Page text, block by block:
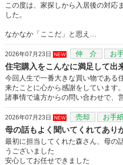
この度は、家探しから入居後の対応
した。
なかなか「ここだ」と思え…
2026年07月23日 NEW 仲 介 お
住宅購入をこんなに満足して出
今回人生で一番大きな買い物である
来たことに心から感謝をしています。
諸事情で遠方からの問い合わせで、
2026年07月23日 NEW 売却 お手
母の話もよく聞いてくれてあり
最初に担当してくれた森さん、母の
うございました
安心してお任せできました